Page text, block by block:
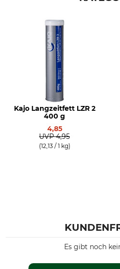
Kajo Langzeitfett LZR 2
400 g
4,85
UVP 4,95
(12,13 / 1 kg)
Es gibt noch